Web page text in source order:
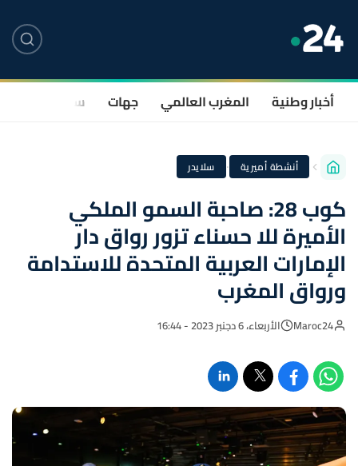
أخبار وطنية المغرب العالمي جهات سياسة
أنشطة أميرية · سلايدر
كوب 28: صاحبة السمو الملكي
الأميرة للا حسناء تزور رواق دار
الإمارات العربية المتحدة للاستدامة
ورواق المغرب
Maroc24 الأربعاء، 6 دجنبر 2023 - 16:44